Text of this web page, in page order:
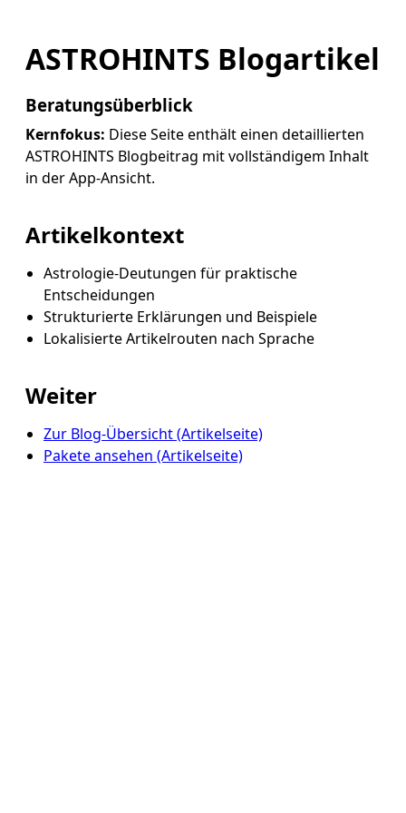
ASTROHINTS Blogartikel
Beratungsüberblick
Kernfokus: Diese Seite enthält einen detaillierten
ASTROHINTS Blogbeitrag mit vollständigem Inhalt
in der App-Ansicht.
Artikelkontext
Astrologie-Deutungen für praktische
Entscheidungen
Strukturierte Erklärungen und Beispiele
Lokalisierte Artikelrouten nach Sprache
Weiter
Zur Blog-Übersicht (Artikelseite)
Pakete ansehen (Artikelseite)